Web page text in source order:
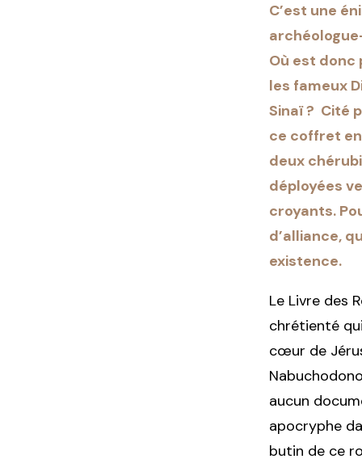
C’est une
Où est donc
les fameux
Sinaï ? Cité
ce coffret
deux
déployées
croyants.
d’alliance,
existence.
Le Livre des
chrétienté
cœur de
aucun
apocryphe
butin de ce